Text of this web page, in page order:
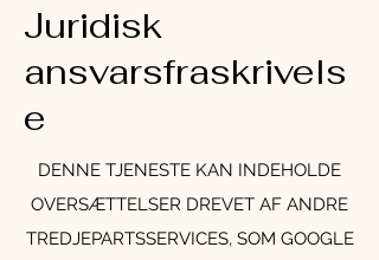
Juridisk
ansvarsfraskrivels
e
DENNE TJENESTE KAN INDEHOLDE
OVERSÆTTELSER DREVET AF ANDRE
TREDJEPARTSSERVICES, SOM GOOGLE